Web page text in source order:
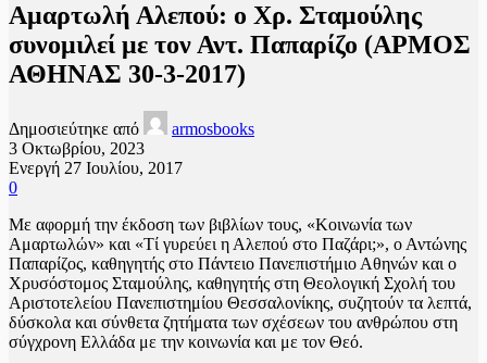
Αμαρτωλή Αλεπού: ο Χρ. Σταμούλης
συνομιλεί με τον Αντ. Παπαρίζο (ΑΡΜΟΣ
ΑΘΗΝΑΣ 30-3-2017)
Δημοσιεύτηκε από
armosbooks
3 Οκτωβρίου, 2023
Ενεργή 27 Ιουλίου, 2017
0
Με αφορμή την έκδοση των βιβλίων τους, «Κοινωνία των
Αμαρτωλών» και «Τί γυρεύει η Αλεπού στο Παζάρι;», ο Αντώνης
Παπαρίζος, καθηγητής στο Πάντειο Πανεπιστήμιο Αθηνών και ο
Χρυσόστομος Σταμούλης, καθηγητής στη Θεολογική Σχολή του
Αριστοτελείου Πανεπιστημίου Θεσσαλονίκης, συζητούν τα λεπτά,
δύσκολα και σύνθετα ζητήματα των σχέσεων του ανθρώπου στη
σύγχρονη Ελλάδα με την κοινωνία και με τον Θεό.